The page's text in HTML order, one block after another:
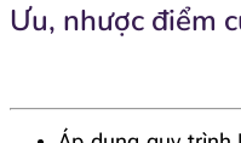
Ưu, nhược điểm